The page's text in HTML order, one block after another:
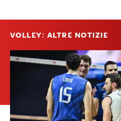
VOLLEY: ALTRE NOTIZIE